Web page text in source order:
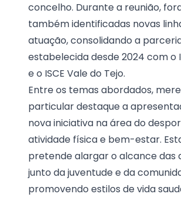
concelho. Durante a reunião,
também identificadas novas
atuação, consolidando a
estabelecida desde 2024 com o
e o ISCE Vale do Tejo.
Entre os temas abordados,
particular destaque a
nova iniciativa na área do
atividade física e bem-estar.
pretende alargar o alcance das
junto da juventude e da
promovendo estilos de vida